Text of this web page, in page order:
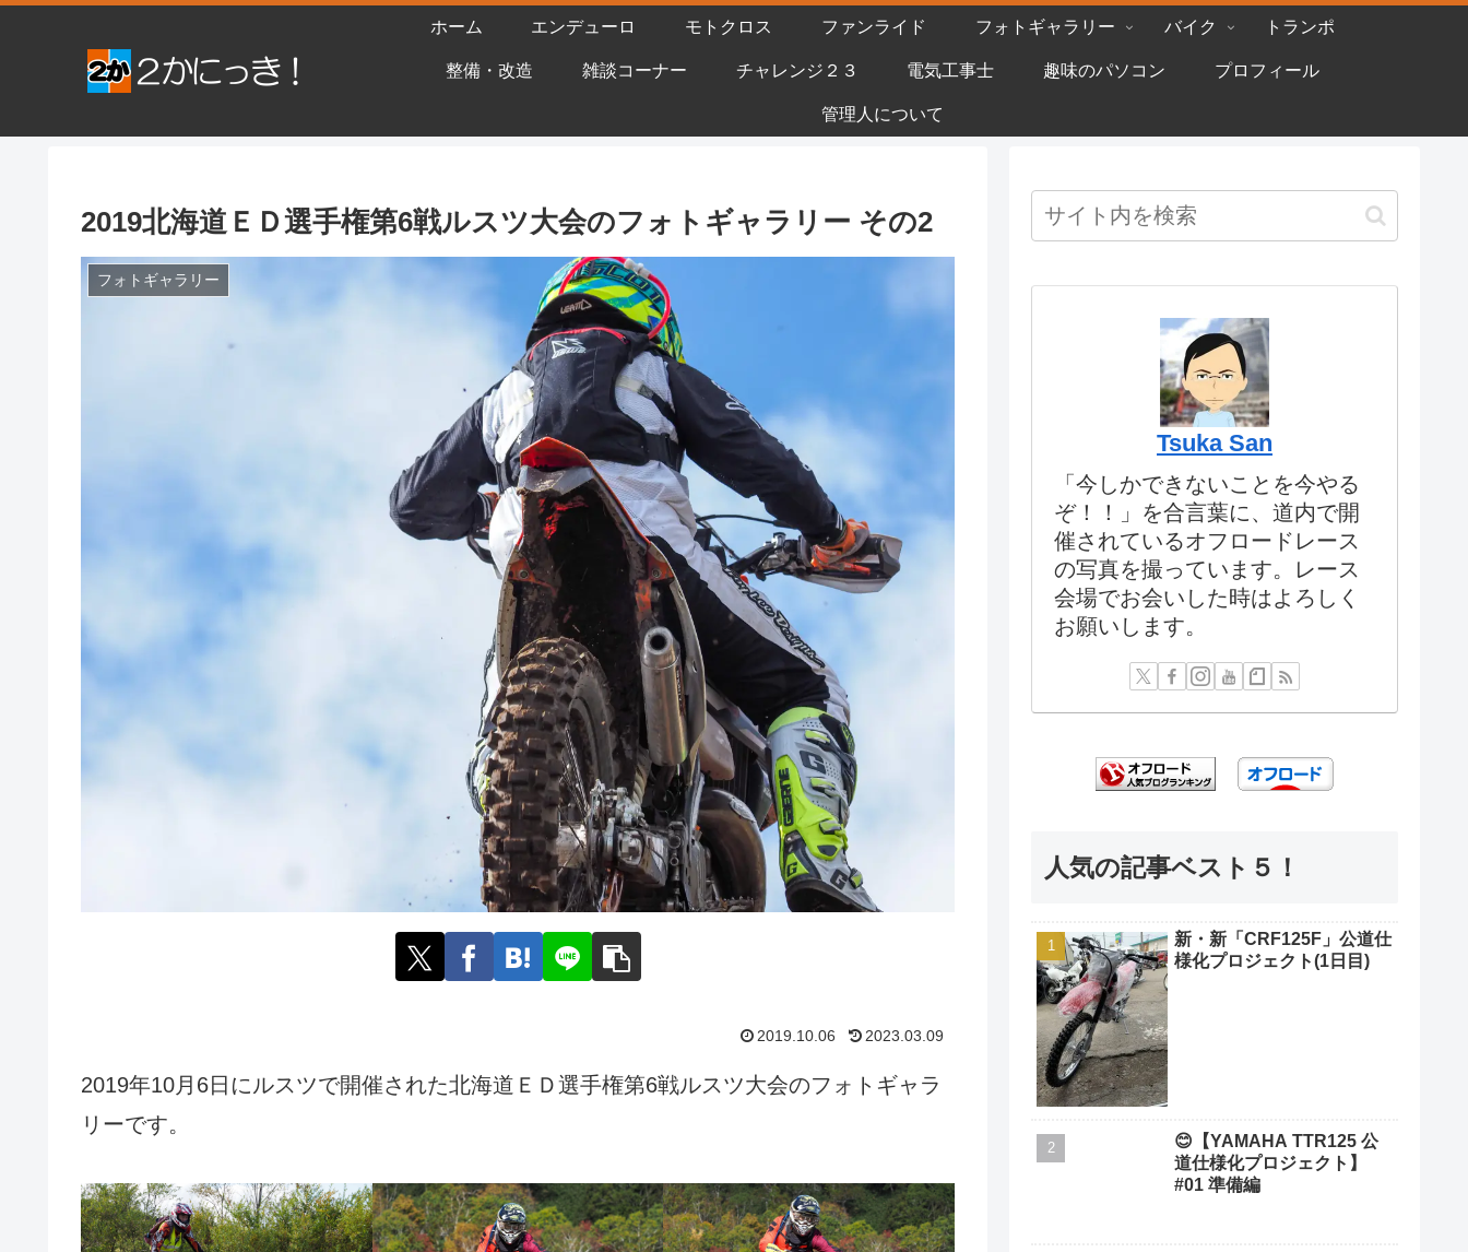
ホーム エンデューロ モトクロス ファンライド フォトギャラリー バイク トランポ
整備・改造 雑談コーナー チャレンジ２３ 電気工事士 趣味のパソコン プロフィール
管理人について
2019北海道ＥＤ選手権第6戦ルスツ大会のフォトギャラリー その2
フォトギャラリー
2019.10.06 2023.03.09
2019年10月6日にルスツで開催された北海道ＥＤ選手権第6戦ルスツ大会のフォトギャラ
リーです。
Tsuka San
「今しかできないことを今やる
ぞ！！」を合言葉に、道内で開
催されているオフロードレース
の写真を撮っています。レース
会場でお会いした時はよろしく
お願いします。
人気の記事ベスト５！
新・新「CRF125F」公道仕
様化プロジェクト(1日目)
😊【YAMAHA TTR125 公
道仕様化プロジェクト】
#01 準備編